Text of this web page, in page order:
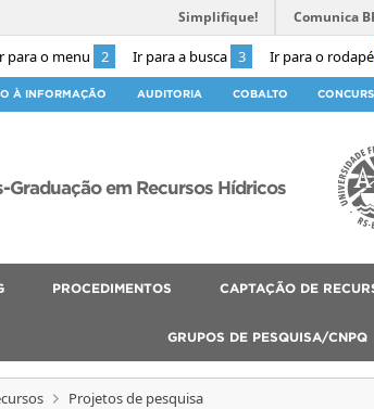
para o menu 2 Ir para a busca 3 Ir para o rodapé
Simplifique! Comunica
À INFORMAÇÃO AUDITORIA COBALTO
Graduação em Recursos Hídricos
PROCEDIMENTOS CAPTAÇÃO DE
GRUPOS DE PESQUISA/CNPQ
Projetos de pesquisa